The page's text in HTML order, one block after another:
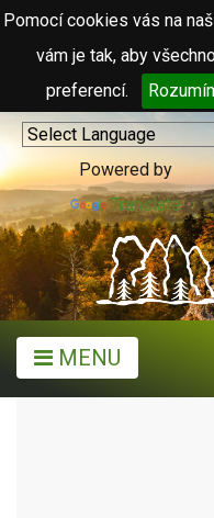
Pomocí cookies vás na
vám je tak, aby
preferencí.
Powered by
Translate
MENU